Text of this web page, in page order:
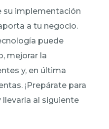
su implementación
a tu negocio.
puede
mejorar la
y, en última
¡Prepárate para
al siguiente